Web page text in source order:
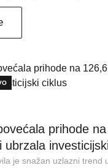
prihode
ubrzala
je snažan uzlazni trend